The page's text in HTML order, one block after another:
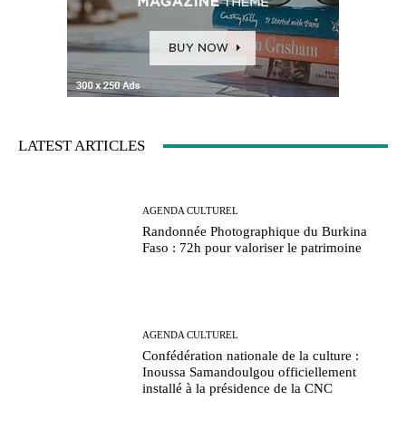
LATEST ARTICLES
AGENDA CULTUREL
Randonnée Photographique du Burkina
Faso : 72h pour valoriser le patrimoine
AGENDA CULTUREL
Confédération nationale de la culture :
Inoussa Samandoulgou officiellement
installé à la présidence de la CNC